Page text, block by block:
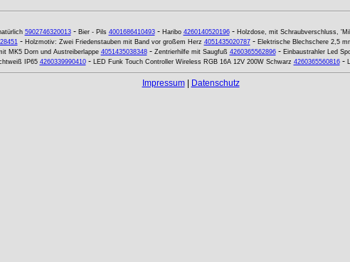
5902746320013- Bier - Pils 4001686410493- Haribo 4260140520196- Holzdose, mit Schraubverschluss,
- Holzmotiv: Zwei Friedenstauben mit Band vor großem Herz 4051435020787- Elektrische Blechschere 2,5
MK5 Dorn und Austreiberlappe 4051435038348- Zentrierhilfe mit Saugfuß 4260365562896- Einbaustrahler Led
IP65 4260339990410- LED Funk Touch Controller Wireless RGB 16A 12V 200W Schwarz 4260365560816-
Impressum| Datenschutz